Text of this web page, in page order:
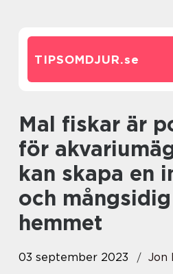
TIPSOMDJUR.se
Mal fiskar är populära val
för
kan skapa en
och
hemmet
03 september 2023
Jon